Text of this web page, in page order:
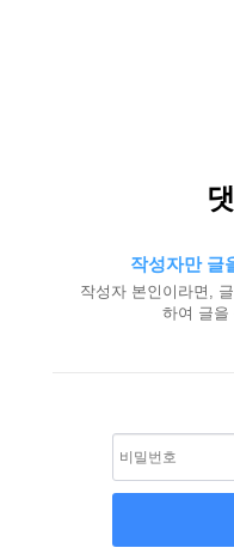
작성자만 글
작성자 본인이라면,
하여 글을